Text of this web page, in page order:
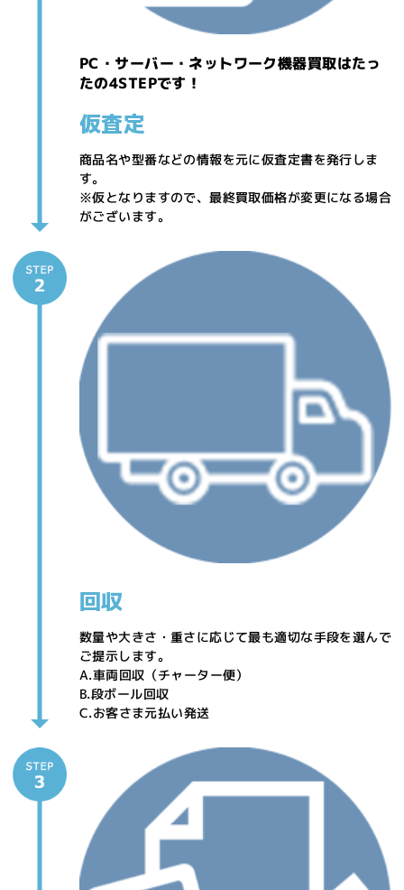
PC・サーバー・ネットワーク機器買取はたっ
たの4STEPです！
仮査定
商品名や型番などの情報を元に仮査定書を発行しま
す。
※仮となりますので、最終買取価格が変更になる場合
がございます。
回収
数量や大きさ・重さに応じて最も適切な手段を選んで
ご提示します。
A.車両回収（チャーター便）
B.段ボール回収
C.お客さま元払い発送